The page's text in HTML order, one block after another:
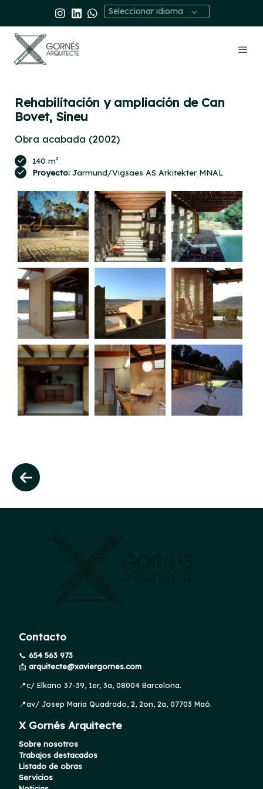
Seleccionar idioma
Rehabilitación y ampliación de Can
Bovet, Sineu
Obra acabada (2002)
140 m²
Proyecto:Jarmund/Vigsaes AS Arkitekter MNAL
Contacto
📞 654 563 973
📩 arquitecte@xaviergornes.com
📍c/ Elkano 37-39, 1er, 3a, 08004 Barcelona.
📍av/ Josep Maria Quadrado, 2, 2on, 2a, 07703 Maó.
X Gornés Arquitecte
Sobre nosotros
Trabajos destacados
Listado de obras
Servicios